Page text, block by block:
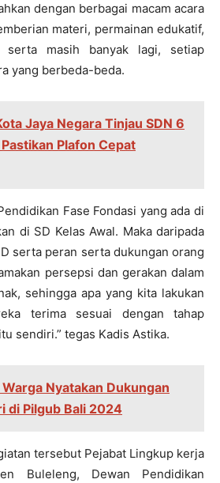
dengan berbagai macam acara
materi, permainan edukatif,
serta masih banyak lagi, setiap
yang berbeda-beda.
Jaya Negara Tinjau SDN 6
Plafon Cepat
Fase Fondasi yang ada di
di SD Kelas Awal. Maka daripada
serta peran serta dukungan orang
persepsi dan gerakan dalam
sehingga apa yang kita lakukan
terima sesuai dengan tahap
sendiri.” tegas Kadis Astika.
Nyatakan Dukungan
di Pilgub Bali 2024
tersebut Pejabat Lingkup kerja
Buleleng, Dewan Pendidikan